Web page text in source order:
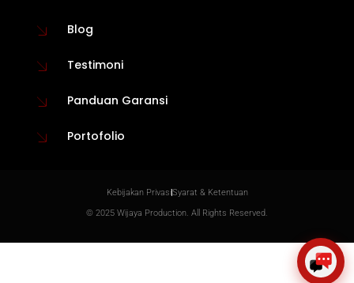
Blog
Testimoni
Panduan Garansi
Portofolio
Kebijakan PrivasiSyarat & Ketentuan
© 2025 Wijaya Production. All Rights Reserved.